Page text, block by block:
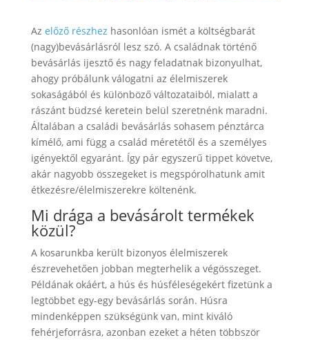
Az előző részhez hasonlóan ismét a költségbarát
(nagy)bevásárlásról lesz szó. A családnak történő
bevásárlás ijesztő és nagy feladatnak bizonyulhat,
ahogy próbálunk válogatni az élelmiszerek
sokaságából és különböző változataiból, mialatt a
rászánt büdzsé keretein belül szeretnénk maradni.
Általában a családi bevásárlás sohasem pénztárca
kímélő, ami függ a család méretétől és a személyes
igényektől egyaránt. Így pár egyszerű tippet követve,
akár nagyobb összegeket is megspórolhatunk amit
étkezésre/élelmiszerekre költenénk.
Mi drága a bevásárolt termékek
közül?
A kosarunkba került bizonyos élelmiszerek
észrevehetően jobban megterhelik a végösszeget.
Példának okáért, a hús és húsféleségekért fizetünk a
legtöbbet egy-egy bevásárlás során. Húsra
mindenképpen szükségünk van, mint kiváló
fehérjeforrásra, azonban ezeket a héten többször